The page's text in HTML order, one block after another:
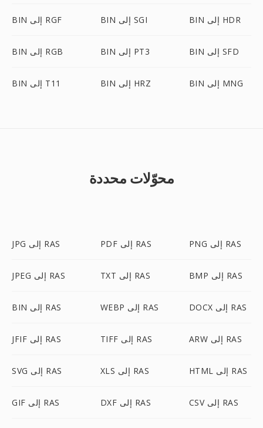
BIN إلى RGF BIN إلى SGI BIN إلى HDR
BIN إلى RGB BIN إلى PT3 BIN إلى SFD
BIN إلى T11 BIN إلى HRZ BIN إلى MNG
محوّلات محددة
JPG إلى RAS PDF إلى RAS PNG إلى RAS
JPEG إلى RAS TXT إلى RAS BMP إلى RAS
BIN إلى RAS WEBP إلى RAS DOCX إلى RAS
JFIF إلى RAS TIFF إلى RAS ARW إلى RAS
SVG إلى RAS XLS إلى RAS HTML إلى RAS
GIF إلى RAS DXF إلى RAS CSV إلى RAS